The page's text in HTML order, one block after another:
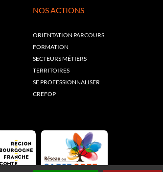
NOS ACTIONS
ORIENTATION PARCOURS
FORMATION
SECTEURS MÉTIERS
TERRITOIRES
SE PROFESSIONNALISER
CREFOP